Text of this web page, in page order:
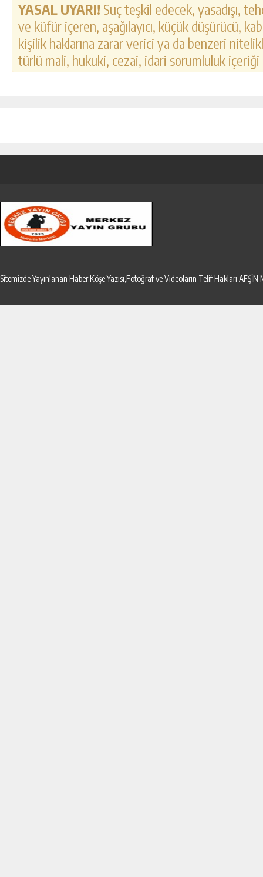
YASAL UYARI! Suç teşkil edecek, yasadışı,
ve küfür içeren, aşağılayıcı, küçük düşürücü,
kişilik haklarına zarar verici ya da benzeri
türlü mali, hukuki, cezai, idari sorumluluk
Sitemizde Yayınlanan Haber,Köşe Yazısı,Fotoğraf ve Videoların Telif Hakları